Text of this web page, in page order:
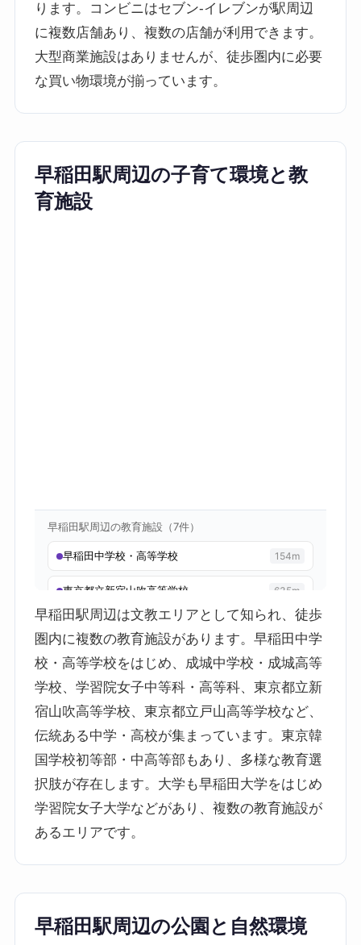
ります。コンビニはセブン-イレブンが駅周辺
に複数店舗あり、複数の店舗が利用できます。
大型商業施設はありませんが、徒歩圏内に必要
な買い物環境が揃っています。
早稲田駅周辺の子育て環境と教
育施設
早稲田駅周辺は文教エリアとして知られ、徒歩
圏内に複数の教育施設があります。早稲田中学
校・高等学校をはじめ、成城中学校・成城高等
学校、学習院女子中等科・高等科、東京都立新
宿山吹高等学校、東京都立戸山高等学校など、
伝統ある中学・高校が集まっています。東京韓
国学校初等部・中高等部もあり、多様な教育選
択肢が存在します。大学も早稲田大学をはじめ
学習院女子大学などがあり、複数の教育施設が
あるエリアです。
早稲田駅周辺の公園と自然環境